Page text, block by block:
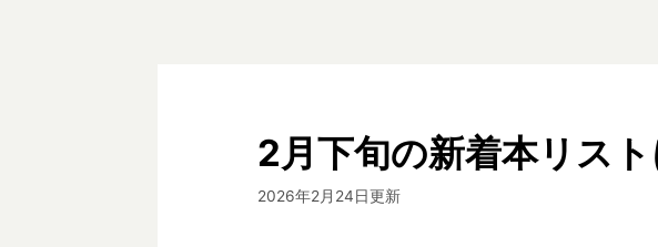
2月下旬の新着本リス
2026年2月24日更新